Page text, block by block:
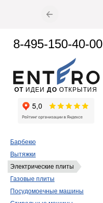
Барбекю
Вытяжки
Электрические плиты
Газовые плиты
Посудомоечные машины
ОТ ИДЕИ ДО ОТКРЫТИЯ
8-495-150-40-00